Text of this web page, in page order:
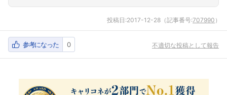
投稿日:2017-12-28 （記事番号:707990 ）
参考になった 0 不適切な投稿として報告